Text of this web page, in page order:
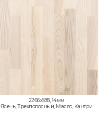
2266x188, 14мм
Ясень, Трехполосный, Масло, Кантри